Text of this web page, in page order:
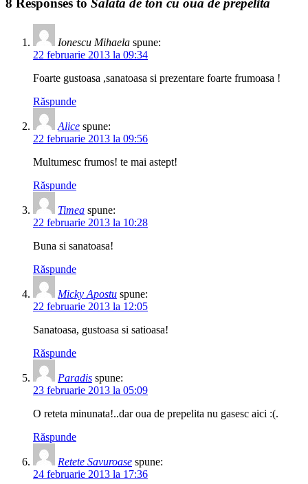
8 Responses to Salata de ton cu oua de prepelita
Ionescu Mihaela spune:
22 februarie 2013 la 09:34
Foarte gustoasa ,sanatoasa si prezentare foarte frumoasa !
Răspunde
Alice spune:
22 februarie 2013 la 09:56
Multumesc frumos! te mai astept!
Răspunde
Timea spune:
22 februarie 2013 la 10:28
Buna si sanatoasa!
Răspunde
Micky Apostu spune:
22 februarie 2013 la 12:05
Sanatoasa, gustoasa si satioasa!
Răspunde
Paradis spune:
23 februarie 2013 la 05:09
O reteta minunata!..dar oua de prepelita nu gasesc aici :(.
Răspunde
Retete Savuroase spune:
24 februarie 2013 la 17:36